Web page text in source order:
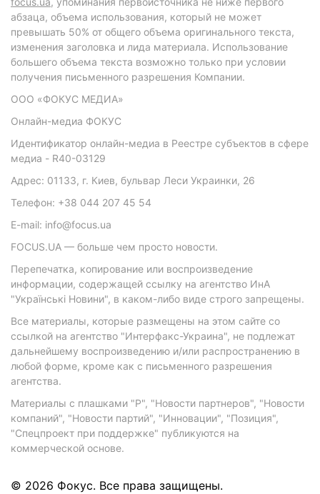
абзаца, объема использования, который не может
превышать 50% от общего объема оригинального текста,
изменения заголовка и лида материала. Использование
большего объема текста возможно только при условии
получения письменного разрешения Компании.
ООО «ФОКУС МЕДИА»
Онлайн-медиа ФОКУС
Идентификатор онлайн-медиа в Реестре субъектов в сфере
медиа - R40-03129
Адрес: 01133, г. Киев, бульвар Леси Украинки, 26
Телефон: +38 044 207 45 54
E-mail: info@focus.ua
FOCUS.UA — больше чем просто новости.
Перепечатка, копирование или воспроизведение
информации, содержащей ссылку на агентство ИнА
"Українські Новини", в каком-либо виде строго запрещены.
Все материалы, которые размещены на этом сайте со
ссылкой на агентство "Интерфакс-Украина", не подлежат
дальнейшему воспроизведению и/или распространению в
любой форме, кроме как с письменного разрешения
агентства.
Материалы с плашками "Р", "Новости партнеров", "Новости
компаний", "Новости партий", "Инновации", "Позиция",
"Спецпроект при поддержке" публикуются на
коммерческой основе.
© 2026 Фокус. Все права защищены.